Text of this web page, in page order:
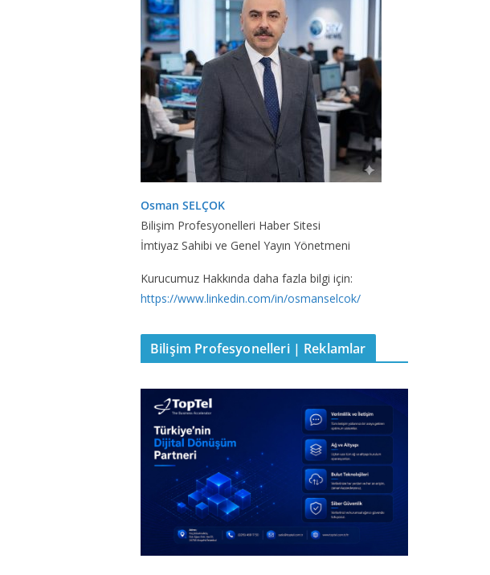
Osman SELÇOK
Bilişim Profesyonelleri Haber Sitesi
İmtiyaz Sahibi ve Genel Yayın Yönetmeni
Kurucumuz Hakkında daha fazla bilgi için:
https://www.linkedin.com/in/osmanselcok/
Bilişim Profesyonelleri | Reklamlar